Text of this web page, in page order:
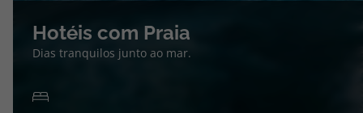
Hotéis com Praia
Dias tranquilos junto ao mar.